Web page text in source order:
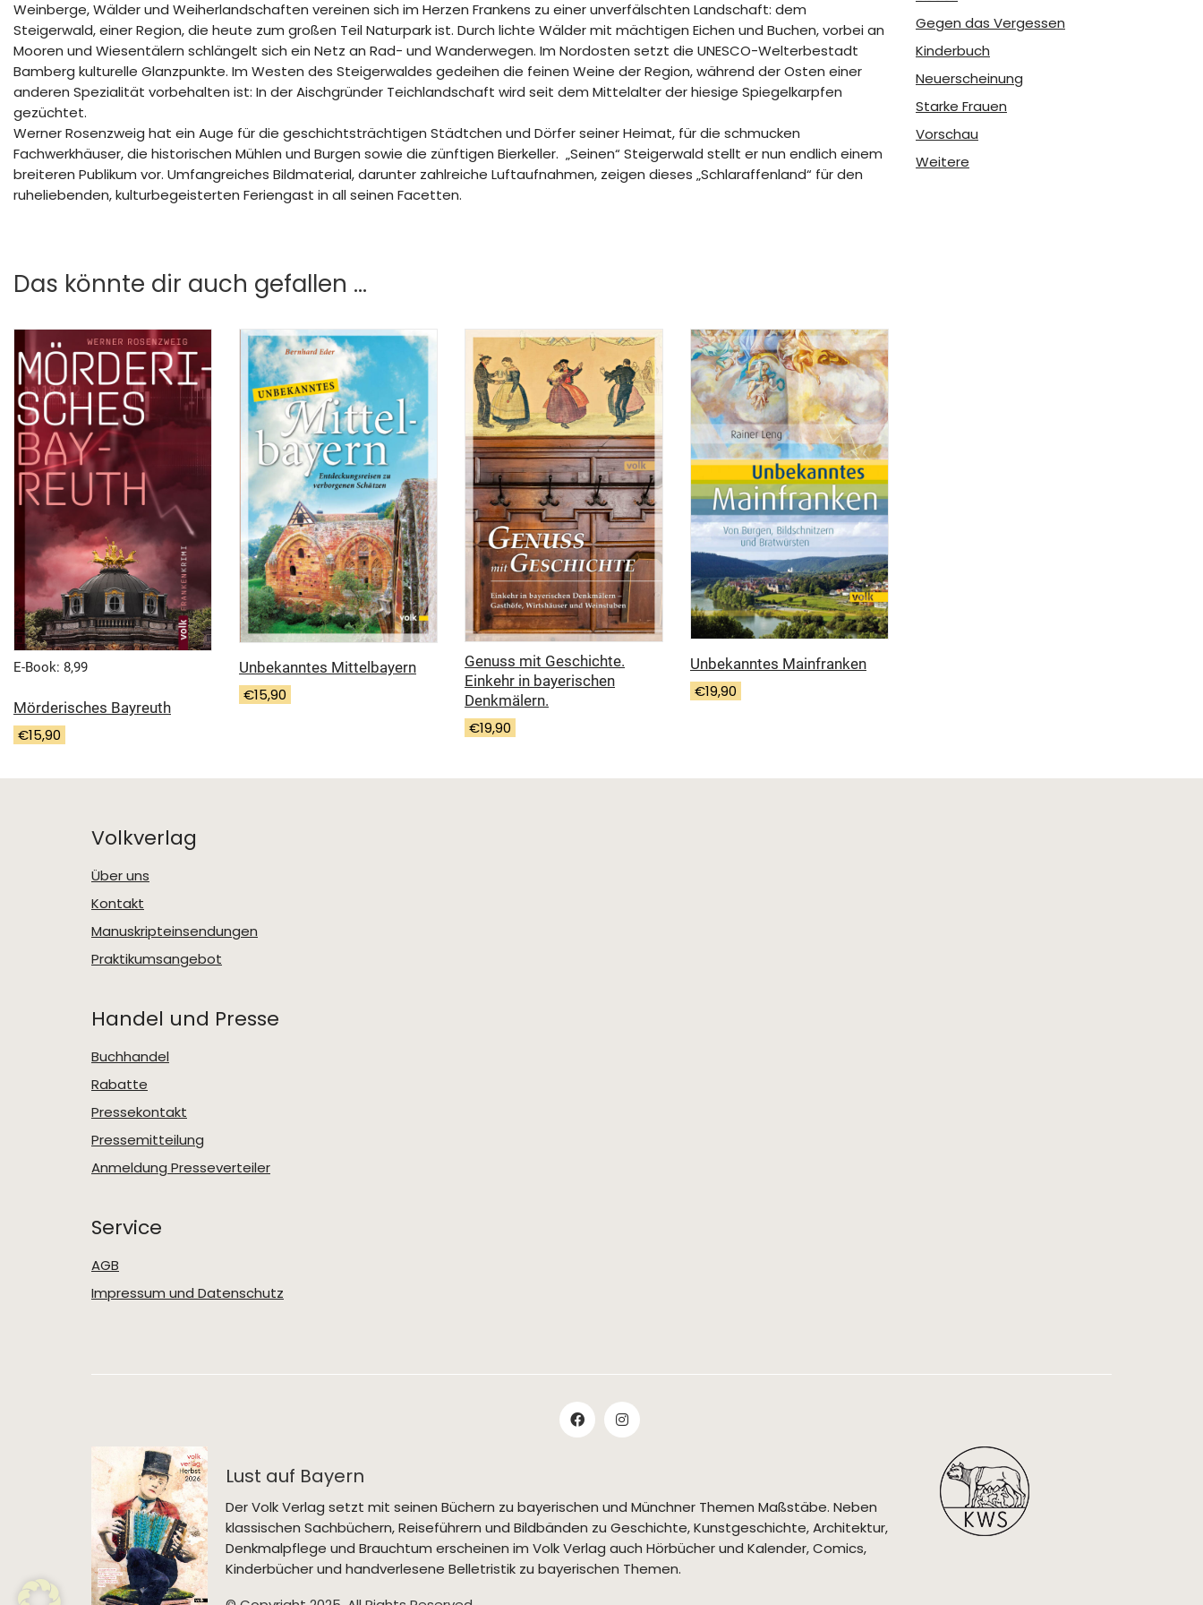
Weinberge, Wälder und Weiherlandschaften vereinen sich im Herzen Frankens zu einer unverfälschten Landschaft: dem
Steigerwald, einer Region, die heute zum großen Teil Naturpark ist. Durch lichte Wälder mit mächtigen Eichen und Buchen, vorbei an
Mooren und Wiesentälern schlängelt sich ein Netz an Rad- und Wanderwegen. Im Nordosten setzt die UNESCO-Welterbestadt
Bamberg kulturelle Glanzpunkte. Im Westen des Steigerwaldes gedeihen die feinen Weine der Region, während der Osten einer
anderen Spezialität vorbehalten ist: In der Aischgründer Teichlandschaft wird seit dem Mittelalter der hiesige Spiegelkarpfen
gezüchtet.
Werner Rosenzweig hat ein Auge für die geschichtsträchtigen Städtchen und Dörfer seiner Heimat, für die schmucken
Fachwerkhäuser, die historischen Mühlen und Burgen sowie die zünftigen Bierkeller. „Seinen“ Steigerwald stellt er nun endlich einem
breiteren Publikum vor. Umfangreiches Bildmaterial, darunter zahlreiche Luftaufnahmen, zeigen dieses „Schlaraffenland“ für den
ruheliebenden, kulturbegeisterten Feriengast in all seinen Facetten.
Das könnte dir auch gefallen …
E-Book: 8,99
Mörderisches Bayreuth
€15,90
Unbekanntes Mittelbayern
€15,90
Genuss mit Geschichte.
Einkehr in bayerischen
Denkmälern.
€19,90
Unbekanntes Mainfranken
€19,90
Gegen das Vergessen
Kinderbuch
Neuerscheinung
Starke Frauen
Vorschau
Weitere
Volkverlag
Über uns
Kontakt
Manuskripteinsendungen
Praktikumsangebot
Handel und Presse
Buchhandel
Rabatte
Pressekontakt
Pressemitteilung
Anmeldung Presseverteiler
Service
AGB
Impressum und Datenschutz
Lust auf Bayern
Der Volk Verlag setzt mit seinen Büchern zu bayerischen und Münchner Themen Maßstäbe. Neben
klassischen Sachbüchern, Reiseführern und Bildbänden zu Geschichte, Kunstgeschichte, Architektur,
Denkmalpflege und Brauchtum erscheinen im Volk Verlag auch Hörbücher und Kalender, Comics,
Kinderbücher und handverlesene Belletristik zu bayerischen Themen.